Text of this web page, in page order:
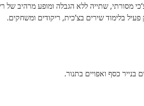
מסורתי, שתייה ללא הגבלה ומופע מרהיב של
בלימוד שירים בצ‘כית, ריקודים ומשחקים.
כסף ואפויים בתנור.